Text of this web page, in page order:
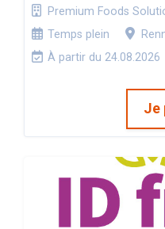
Premium Foods
Temps plein
À partir du 24.08.2026
Je